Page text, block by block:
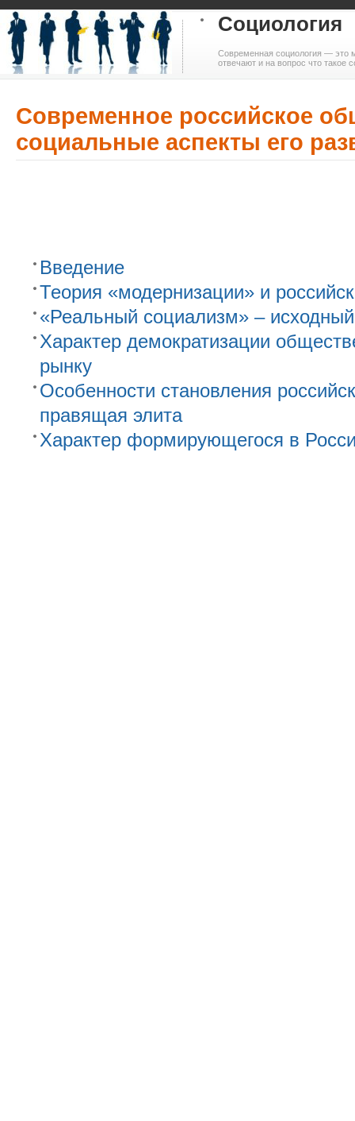
Социология
Современная социология — это
отвечают и на вопрос что такое
Современное российское
социальные аспекты его
Введение
Теория «модернизации» и
«Реальный социализм» – исходный
Характер демократизации
рынку
Особенности становления
правящая элита
Характер формирующегося в